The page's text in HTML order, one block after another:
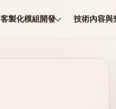
客製化模組開發 技術內容與